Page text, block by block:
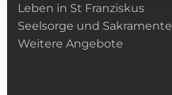
Leben in St Franziskus
Seelsorge und Sakramente
Weitere Angebote